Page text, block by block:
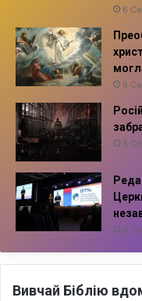
6
6
5
5
Вивчай Біблію